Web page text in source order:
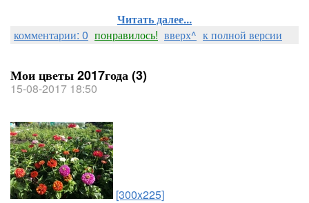
Читать далее...
комментарии: 0 понравилось! вверх^ к полной версии
Мои цветы 2017года (3)
15-08-2017 18:50
[300x225]